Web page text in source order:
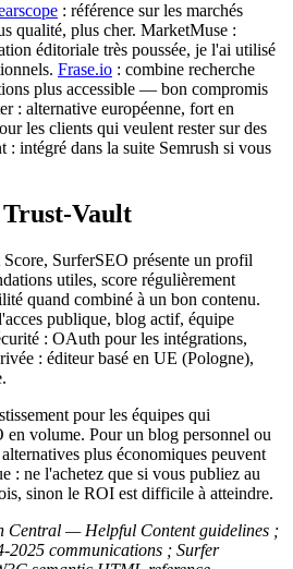
: référence sur les marchés
qualité, plus cher. MarketMuse :
éditoriale très poussée, je l'ai utilisé
Frase.io : combine recherche
plus accessible — bon compromis
: alternative européenne, fort en
les clients qui veulent rester sur des
: intégré dans la suite Semrush si vous
Vault
SurferSEO présente un profil
utiles, score régulièrement
quand combiné à un bon contenu.
publique, blog actif, équipe
: OAuth pour les intégrations,
: éditeur basé en UE (Pologne),
pour les équipes qui
en volume. Pour un blog personnel ou
plus économiques peuvent
: ne l'achetez que si vous publiez au
sinon le ROI est difficile à atteindre.
Central — Helpful Content guidelines ;
2025 communications ; Surfer